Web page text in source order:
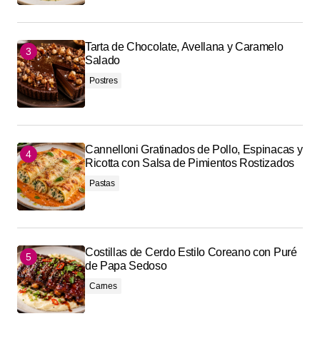
Tarta de Chocolate, Avellana y Caramelo
Salado
Postres
Cannelloni Gratinados de Pollo, Espinacas y
Ricotta con Salsa de Pimientos Rostizados
Pastas
Costillas de Cerdo Estilo Coreano con Puré
de Papa Sedoso
Carnes